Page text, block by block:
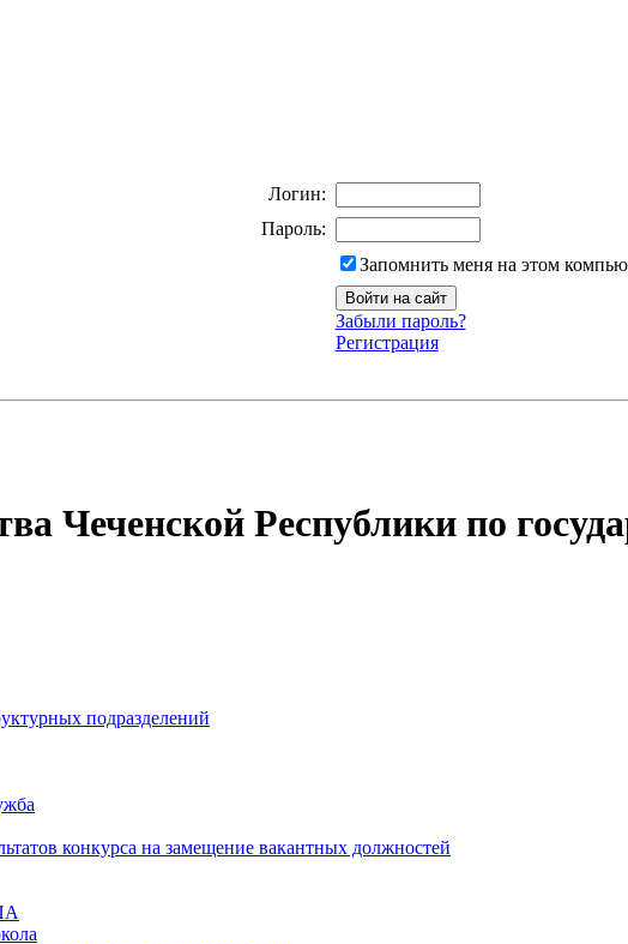
Логин:
Пароль:
Запомнить меня на этом
Забыли пароль?
Регистрация
Чеченской Республики по
подразделений
конкурса на замещение вакантных должностей